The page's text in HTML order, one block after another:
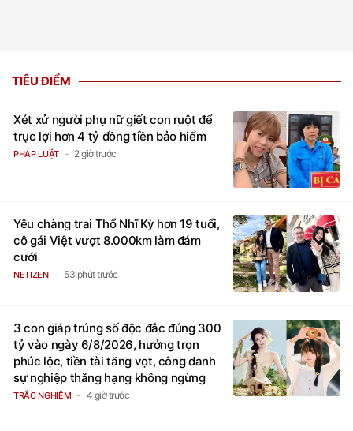
TIÊU ĐIỂM
Xét xử người phụ nữ giết con ruột để
trục lợi hơn 4 tỷ đồng tiền bảo hiểm
PHÁP LUẬT 2 giờ trước
Yêu chàng trai Thổ Nhĩ Kỳ hơn 19 tuổi,
cô gái Việt vượt 8.000km làm đám
cưới
NETIZEN 53 phút trước
3 con giáp trúng số độc đắc đúng 300
tỷ vào ngày 6/8/2026, hưởng trọn
phúc lộc, tiền tài tăng vọt, công danh
sự nghiệp thăng hạng không ngừng
TRẮC NGHIỆM 4 giờ trước